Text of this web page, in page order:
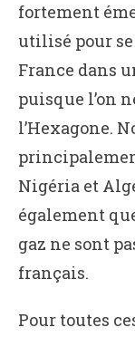
fortement
utilisé pour
France dans
puisque l’on
l’Hexagone.
Nigéria et
également
gaz ne sont
français.
Pour toutes